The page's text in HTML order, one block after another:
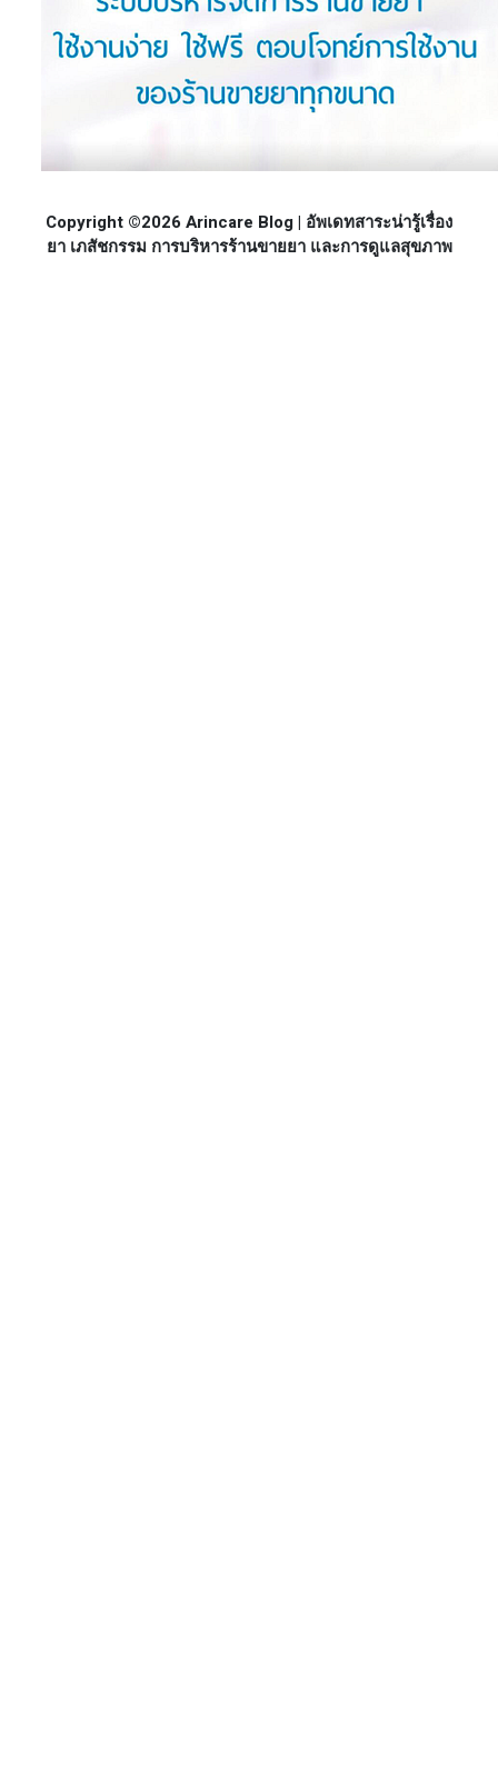
Copyright ©2026 Arincare Blog | อัพเดทสาระน่ารู้เรื่อง
ยา เภสัชกรรม การบริหารร้านขายยา และการดูแลสุขภาพ